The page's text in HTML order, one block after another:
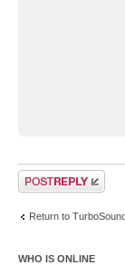
Post a reply
Return to
WHO IS ONLINE